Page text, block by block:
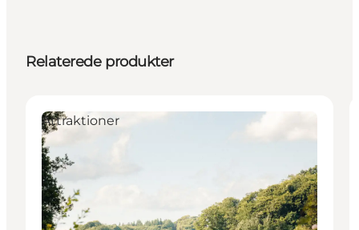
Relaterede produkter
Attraktioner